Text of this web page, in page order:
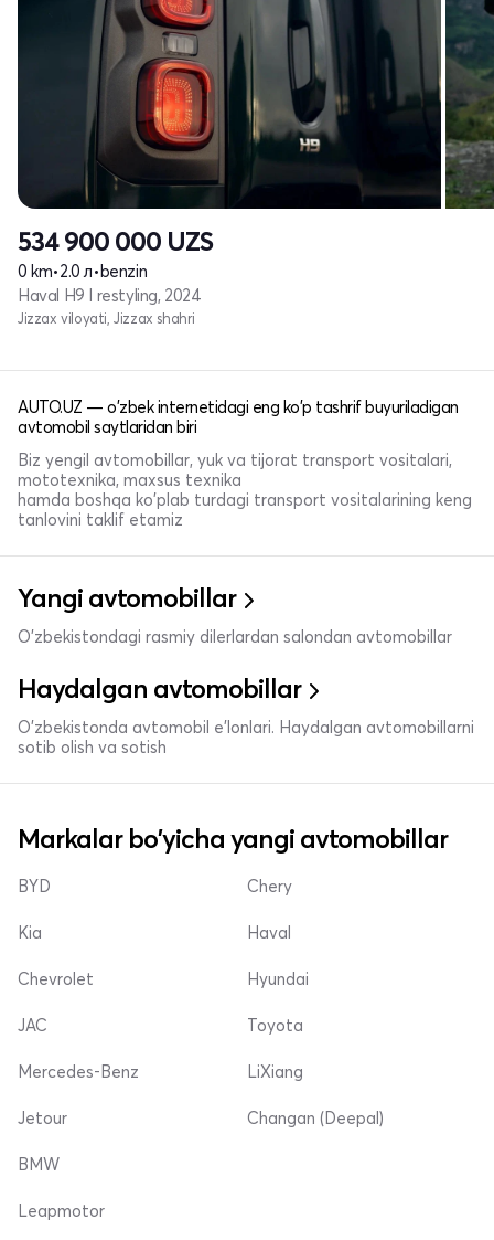
534 900 000 UZS
0 km•2.0 л•benzin
Haval H9 I restyling, 2024
Jizzax viloyati, Jizzax shahri
AUTO.UZ — o'zbek internetidagi eng ko'p tashrif buyuriladigan
avtomobil saytlaridan biri
Biz yengil avtomobillar, yuk va tijorat transport vositalari,
mototexnika, maxsus texnika
hamda boshqa ko'plab turdagi transport vositalarining keng
tanlovini taklif etamiz
Yangi avtomobillar
O'zbekistondagi rasmiy dilerlardan salondan avtomobillar
Haydalgan avtomobillar
O'zbekistonda avtomobil e’lonlari. Haydalgan avtomobillarni
sotib olish va sotish
Markalar bo'yicha yangi avtomobillar
BYD
Kia
Chevrolet
Chery
Haval
Hyundai
JAC
Mercedes-Benz
Jetour
Toyota
LiXiang
Changan (Deepal)
BMW
Leapmotor